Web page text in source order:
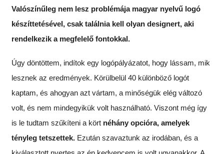
Valószínűleg nem lesz problémája magyar nyelvű logó
készíttetésével, csak találnia kell olyan designert, aki
rendelkezik a megfelelő fontokkal.
Úgy döntöttem, indítok egy logópályázatot, hogy lássam, mik
lesznek az eredmények. Körülbelül 40 különböző logót
kaptam, és ahogyan azt vártam, a minőségük elég változó
volt, és nem mindegyikük volt használható. Viszont még így
is le tudtam szűkíteni a kört néhány opcióra, amelyek
tényleg tetszettek. Ezután szavaztunk az irodában, és a